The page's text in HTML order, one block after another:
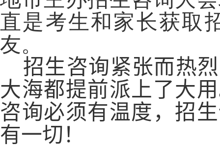
直是考生和家长获取
友。
招生咨询紧张而热
大海都提前派上了大
咨询必须有温度，招
有一切！